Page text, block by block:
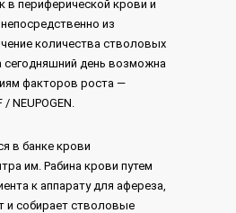
в периферической крови и
из
количества стволовых
сегодняшний день возможна
факторов роста —
NEUPOGEN.
в банке крови
им. Рабина крови путем
к аппарату для афереза,
и собирает стволовые